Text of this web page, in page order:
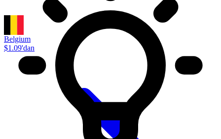
Belgium
$1.09'dan